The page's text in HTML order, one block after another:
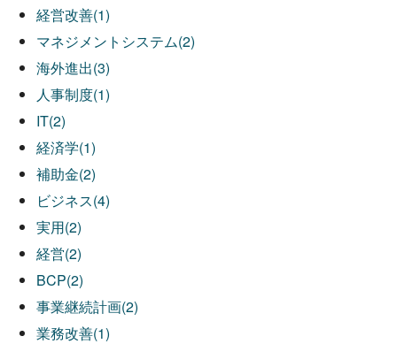
経営改善(1)
マネジメントシステム(2)
海外進出(3)
人事制度(1)
IT(2)
経済学(1)
補助金(2)
ビジネス(4)
実用(2)
経営(2)
BCP(2)
事業継続計画(2)
業務改善(1)